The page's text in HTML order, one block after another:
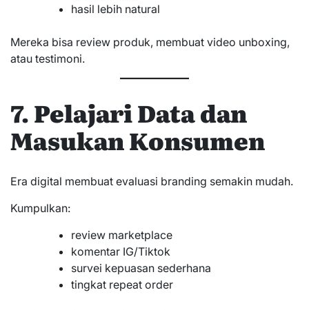
hasil lebih natural
Mereka bisa review produk, membuat video unboxing,
atau testimoni.
7. Pelajari Data dan
Masukan Konsumen
Era digital membuat evaluasi branding semakin mudah.
Kumpulkan:
review marketplace
komentar IG/Tiktok
survei kepuasan sederhana
tingkat repeat order